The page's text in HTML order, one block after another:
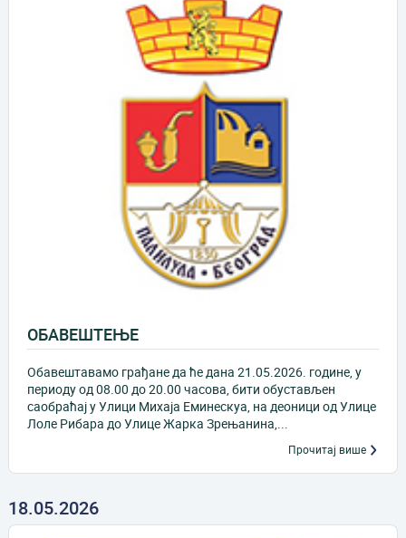
OБАВЕШТЕЊЕ
Обавештавамо грађане да ће дана 21.05.2026. године, у
периоду од 08.00 до 20.00 часова, бити обустављен
саобраћај у Улици Михаја Еминескуа, на деоници од Улице
Лоле Рибара до Улице Жарка Зрењанина,...
Прочитај више
18.05.2026